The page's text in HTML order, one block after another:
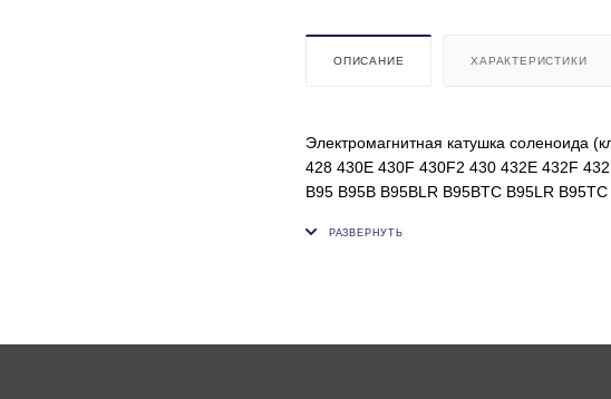
ОПИСАНИЕ ХАРАКТЕРИСТИКИ
Электромагнитная катушка соленоида
428 430E 430F 430F2 430 432E 432F
B95 B95B B95BLR B95BTC B95LR
Напряжение, В: 24;